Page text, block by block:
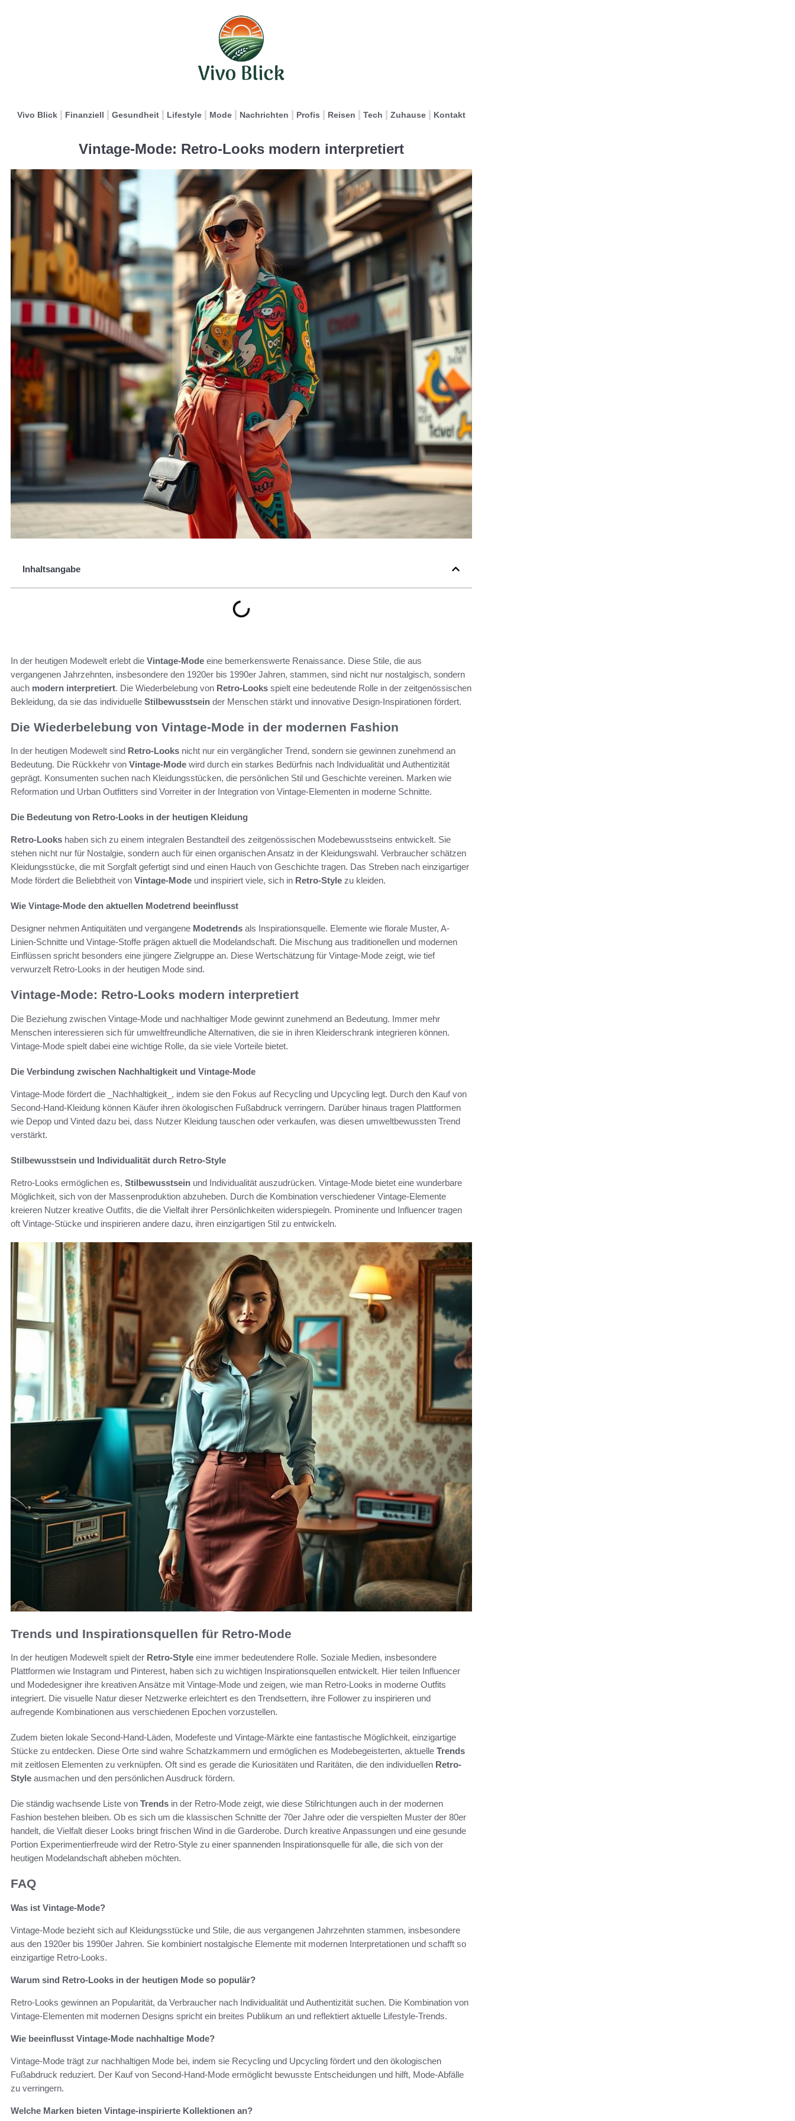
Vivo Blick Finanziell Gesundheit Lifestyle Mode Nachrichten Profis Reisen Tech Zuhause Kontakt
Vintage-Mode: Retro-Looks modern interpretiert
Inhaltsangabe
In der heutigen Modewelt erlebt die Vintage-Mode eine bemerkenswerte Renaissance. Diese Stile, die aus
vergangenen Jahrzehnten, insbesondere den 1920er bis 1990er Jahren, stammen, sind nicht nur nostalgisch, sondern
auch modern interpretiert. Die Wiederbelebung von Retro-Looks spielt eine bedeutende Rolle in der zeitgenössischen
Bekleidung, da sie das individuelle Stilbewusstsein der Menschen stärkt und innovative Design-Inspirationen fördert.
Die Wiederbelebung von Vintage-Mode in der modernen Fashion
In der heutigen Modewelt sind Retro-Looks nicht nur ein vergänglicher Trend, sondern sie gewinnen zunehmend an
Bedeutung. Die Rückkehr von Vintage-Mode wird durch ein starkes Bedürfnis nach Individualität und Authentizität
geprägt. Konsumenten suchen nach Kleidungsstücken, die persönlichen Stil und Geschichte vereinen. Marken wie
Reformation und Urban Outfitters sind Vorreiter in der Integration von Vintage-Elementen in moderne Schnitte.
Die Bedeutung von Retro-Looks in der heutigen Kleidung
Retro-Looks haben sich zu einem integralen Bestandteil des zeitgenössischen Modebewusstseins entwickelt. Sie
stehen nicht nur für Nostalgie, sondern auch für einen organischen Ansatz in der Kleidungswahl. Verbraucher schätzen
Kleidungsstücke, die mit Sorgfalt gefertigt sind und einen Hauch von Geschichte tragen. Das Streben nach einzigartiger
Mode fördert die Beliebtheit von Vintage-Mode und inspiriert viele, sich in Retro-Style zu kleiden.
Wie Vintage-Mode den aktuellen Modetrend beeinflusst
Designer nehmen Antiquitäten und vergangene Modetrends als Inspirationsquelle. Elemente wie florale Muster, A-
Linien-Schnitte und Vintage-Stoffe prägen aktuell die Modelandschaft. Die Mischung aus traditionellen und modernen
Einflüssen spricht besonders eine jüngere Zielgruppe an. Diese Wertschätzung für Vintage-Mode zeigt, wie tief
verwurzelt Retro-Looks in der heutigen Mode sind.
Vintage-Mode: Retro-Looks modern interpretiert
Die Beziehung zwischen Vintage-Mode und nachhaltiger Mode gewinnt zunehmend an Bedeutung. Immer mehr
Menschen interessieren sich für umweltfreundliche Alternativen, die sie in ihren Kleiderschrank integrieren können.
Vintage-Mode spielt dabei eine wichtige Rolle, da sie viele Vorteile bietet.
Die Verbindung zwischen Nachhaltigkeit und Vintage-Mode
Vintage-Mode fördert die _Nachhaltigkeit_, indem sie den Fokus auf Recycling und Upcycling legt. Durch den Kauf von
Second-Hand-Kleidung können Käufer ihren ökologischen Fußabdruck verringern. Darüber hinaus tragen Plattformen
wie Depop und Vinted dazu bei, dass Nutzer Kleidung tauschen oder verkaufen, was diesen umweltbewussten Trend
verstärkt.
Stilbewusstsein und Individualität durch Retro-Style
Retro-Looks ermöglichen es, Stilbewusstsein und Individualität auszudrücken. Vintage-Mode bietet eine wunderbare
Möglichkeit, sich von der Massenproduktion abzuheben. Durch die Kombination verschiedener Vintage-Elemente
kreieren Nutzer kreative Outfits, die die Vielfalt ihrer Persönlichkeiten widerspiegeln. Prominente und Influencer tragen
oft Vintage-Stücke und inspirieren andere dazu, ihren einzigartigen Stil zu entwickeln.
Trends und Inspirationsquellen für Retro-Mode
In der heutigen Modewelt spielt der Retro-Style eine immer bedeutendere Rolle. Soziale Medien, insbesondere
Plattformen wie Instagram und Pinterest, haben sich zu wichtigen Inspirationsquellen entwickelt. Hier teilen Influencer
und Modedesigner ihre kreativen Ansätze mit Vintage-Mode und zeigen, wie man Retro-Looks in moderne Outfits
integriert. Die visuelle Natur dieser Netzwerke erleichtert es den Trendsettern, ihre Follower zu inspirieren und
aufregende Kombinationen aus verschiedenen Epochen vorzustellen.
Zudem bieten lokale Second-Hand-Läden, Modefeste und Vintage-Märkte eine fantastische Möglichkeit, einzigartige
Stücke zu entdecken. Diese Orte sind wahre Schatzkammern und ermöglichen es Modebegeisterten, aktuelle Trends
mit zeitlosen Elementen zu verknüpfen. Oft sind es gerade die Kuriositäten und Raritäten, die den individuellen Retro-
Style ausmachen und den persönlichen Ausdruck fördern.
Die ständig wachsende Liste von Trends in der Retro-Mode zeigt, wie diese Stilrichtungen auch in der modernen
Fashion bestehen bleiben. Ob es sich um die klassischen Schnitte der 70er Jahre oder die verspielten Muster der 80er
handelt, die Vielfalt dieser Looks bringt frischen Wind in die Garderobe. Durch kreative Anpassungen und eine gesunde
Portion Experimentierfreude wird der Retro-Style zu einer spannenden Inspirationsquelle für alle, die sich von der
heutigen Modelandschaft abheben möchten.
FAQ
Was ist Vintage-Mode?
Vintage-Mode bezieht sich auf Kleidungsstücke und Stile, die aus vergangenen Jahrzehnten stammen, insbesondere
aus den 1920er bis 1990er Jahren. Sie kombiniert nostalgische Elemente mit modernen Interpretationen und schafft so
einzigartige Retro-Looks.
Warum sind Retro-Looks in der heutigen Mode so populär?
Retro-Looks gewinnen an Popularität, da Verbraucher nach Individualität und Authentizität suchen. Die Kombination von
Vintage-Elementen mit modernen Designs spricht ein breites Publikum an und reflektiert aktuelle Lifestyle-Trends.
Wie beeinflusst Vintage-Mode nachhaltige Mode?
Vintage-Mode trägt zur nachhaltigen Mode bei, indem sie Recycling und Upcycling fördert und den ökologischen
Fußabdruck reduziert. Der Kauf von Second-Hand-Mode ermöglicht bewusste Entscheidungen und hilft, Mode-Abfälle
zu verringern.
Welche Marken bieten Vintage-inspirierte Kollektionen an?